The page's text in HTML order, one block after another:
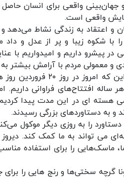
واقعی برای انسان
واقعی است.
و اعتقاد به زندگی نشاط می‌دهد
با شکوه زیبا و پر از عدل و
در پیشرو داریم و امیدواریم
و معمولی مردم با آرامش
رییس جمهوری با اشاره
افتتاح‌های فراوانی داریم.
هسته ای در این مدت پیدا
و به دستاوردهای بزرگی رسیدند.
را به روزی دیگر موکول
می تواند به ما کمک کند.
ماسک‌هایی را برای استفاده
گرچه سختی‌ها و رنج هایی را